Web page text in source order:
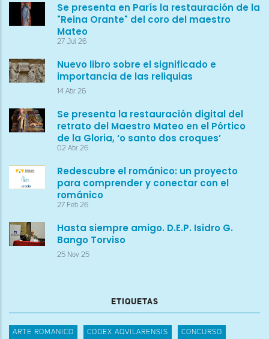
Se presenta en París la restauración de la
"Reina Orante" del coro del maestro
Mateo
27 Jul 26
Nuevo libro sobre el significado e
importancia de las reliquias
14 Abr 26
Se presenta la restauración digital del
retrato del Maestro Mateo en el Pórtico
de la Gloria, ‘o santo dos croques’
02 Abr 26
Redescubre el románico: un proyecto
para comprender y conectar con el
románico
27 Feb 26
Hasta siempre amigo. D.E.P. Isidro G.
Bango Torviso
25 Nov 25
ETIQUETAS
ARTE ROMANICO CODEX AQVILARENSIS CONCURSO